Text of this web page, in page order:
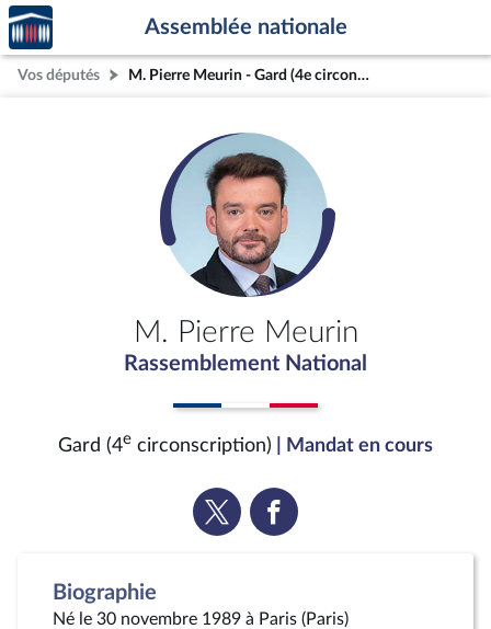
Aller au contenu
Aller en bas de la page
Accèder
à la
page
d'accueil
Assemblée nationale
Vos députés M. Pierre Meurin - Gard (4e circonscription)
M. Pierre Meurin
Rassemblement National
Gard (4e circonscription) | Mandat en cours
Voir
la
Voir
la
Biographie
Né le 30 novembre 1989 à Paris (Paris)